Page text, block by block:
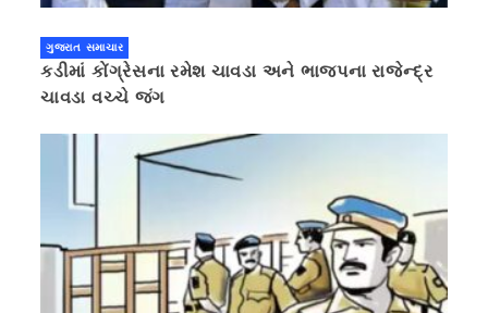
ગુજરાત સમાચાર
કડીમાં કોંગ્રેસના રમેશ ચાવડા અને ભાજપના રાજેન્દ્ર
ચાવડા વચ્ચે જંગ